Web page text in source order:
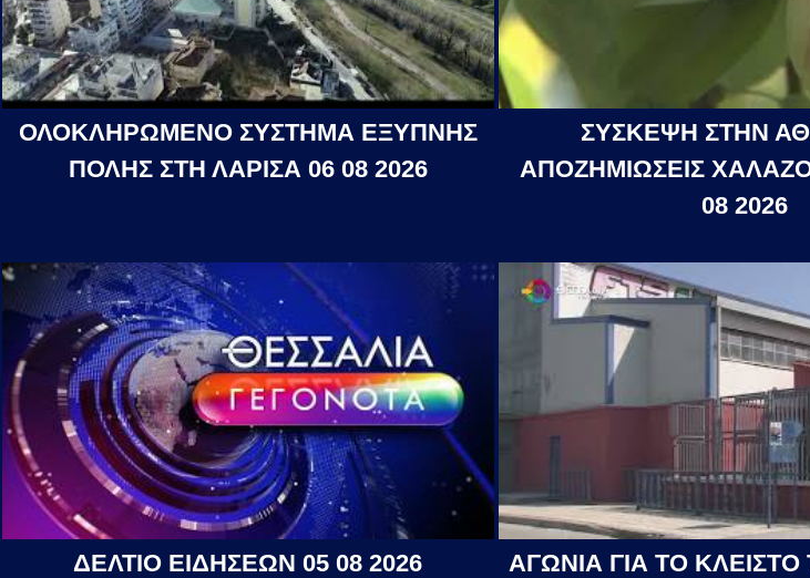
ΟΛΟΚΛΗΡΩΜΕΝΟ ΣΥΣΤΗΜΑ ΕΞΥΠΝΗΣ
ΠΟΛΗΣ ΣΤΗ ΛΑΡΙΣΑ 06 08 2026
ΣΥΣΚΕΨΗ ΣΤΗΝ
ΑΠΟΖΗΜΙΩΣΕΙΣ
08 2026
ΔΕΛΤΙΟ ΕΙΔΗΣΕΩΝ 05 08 2026
ΑΓΩΝΙΑ ΓΙΑ ΤΟ